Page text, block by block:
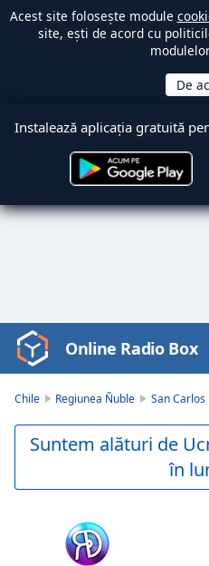
Acest site folosește module
site, ești de acord cu
Instalează aplicația gratuită
Video
Player
Play
Video
Skip
Online Radio Box
Chile Regiunea Ñuble San Carlos
Suntem alături de
în